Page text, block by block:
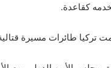
كقاعدة.
تركيا طائرات مسيرة